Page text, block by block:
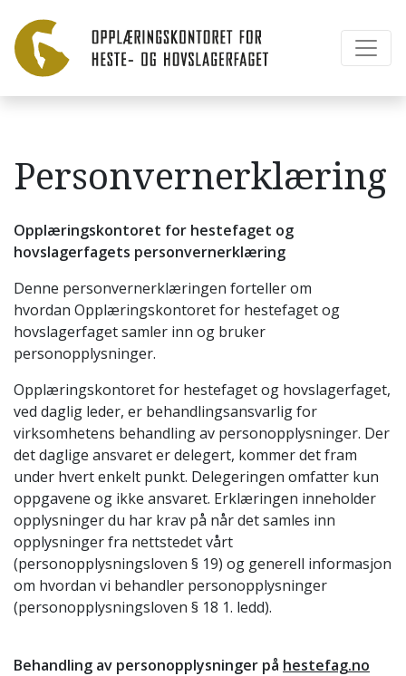
Personvernerklæring
Opplæringskontoret for hestefaget og
hovslagerfagets personvernerklæring
Denne personvernerklæringen forteller om
hvordan Opplæringskontoret for hestefaget og
hovslagerfaget samler inn og bruker
personopplysninger.
Opplæringskontoret for hestefaget og hovslagerfaget,
ved daglig leder, er behandlingsansvarlig for
virksomhetens behandling av personopplysninger. Der
det daglige ansvaret er delegert, kommer det fram
under hvert enkelt punkt. Delegeringen omfatter kun
oppgavene og ikke ansvaret. Erklæringen inneholder
opplysninger du har krav på når det samles inn
opplysninger fra nettstedet vårt
(personopplysningsloven § 19) og generell informasjon
om hvordan vi behandler personopplysninger
(personopplysningsloven § 18 1. ledd).
Behandling av personopplysninger på hestefag.no